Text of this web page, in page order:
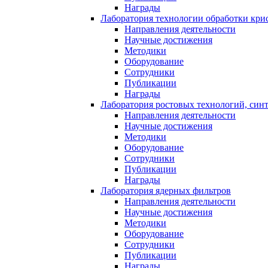
Награды
Лаборатория технологии обработки
Направления деятельности
Научные достижения
Методики
Оборудование
Сотрудники
Публикации
Награды
Лаборатория ростовых технологий,
Направления деятельности
Научные достижения
Методики
Оборудование
Сотрудники
Публикации
Награды
Лаборатория ядерных фильтров
Направления деятельности
Научные достижения
Методики
Оборудование
Сотрудники
Публикации
Награды